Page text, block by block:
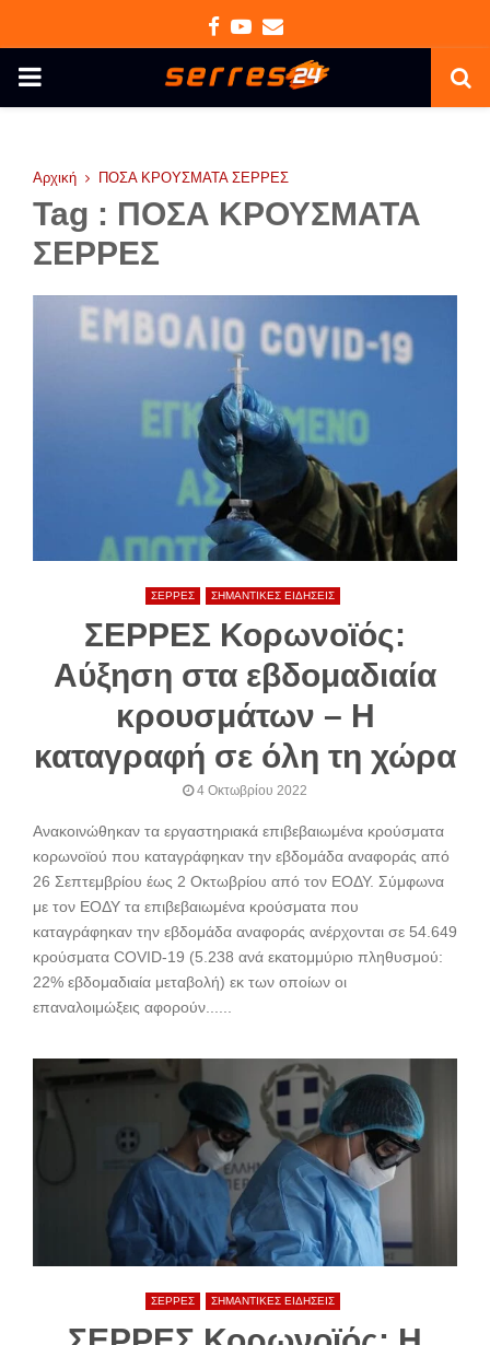
Facebook
Youtube
Email
PRIMARY
Αρχική ΠΟΣΑ ΚΡΟΥΣΜΑΤΑ ΣΕΡΡΕΣ
Tag : ΠΟΣΑ ΚΡΟΥΣΜΑΤΑ
ΣΕΡΡΕΣ
ΣΕΡΡΕΣ ΣΗΜΑΝΤΙΚΕΣ ΕΙΔΗΣΕΙΣ
ΣΕΡΡΕΣ Κορωνοϊός:
Αύξηση στα εβδομαδιαία
κρουσμάτων – Η
καταγραφή σε όλη τη χώρα
4 Οκτωβρίου 2022
Ανακοινώθηκαν τα εργαστηριακά επιβεβαιωμένα κρούσματα
κορωνοϊού που καταγράφηκαν την εβδομάδα αναφοράς από
26 Σεπτεμβρίου έως 2 Οκτωβρίου από τον ΕΟΔΥ. Σύμφωνα
με τον ΕΟΔΥ τα επιβεβαιωμένα κρούσματα που
καταγράφηκαν την εβδομάδα αναφοράς ανέρχονται σε 54.649
κρούσματα COVID-19 (5.238 ανά εκατομμύριο πληθυσμού:
22% εβδομαδιαία μεταβολή) εκ των οποίων οι
επαναλοιμώξεις αφορούν......
ΣΕΡΡΕΣ ΣΗΜΑΝΤΙΚΕΣ ΕΙΔΗΣΕΙΣ